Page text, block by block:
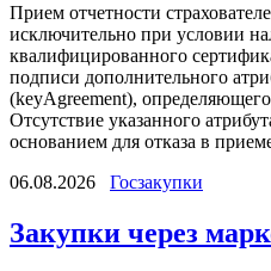
Прием отчетности
исключительно при условии
квалифицированного
подписи дополнительного
(keyAgreement),
Отсутствие указанного
основанием для отказа в
06.08.2026
Госзакупки
Закупки через